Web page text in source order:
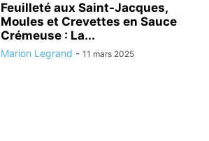
Feuilleté aux Saint-Jacques,
Moules et Crevettes en Sauce
Crémeuse : La...
Marion Legrand - 11 mars 2025